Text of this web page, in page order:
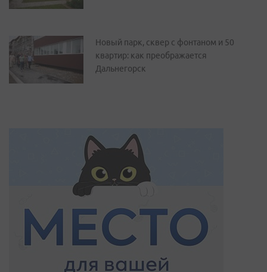
Новый парк, сквер с фонтаном и 50
квартир: как преображается
Дальнегорск